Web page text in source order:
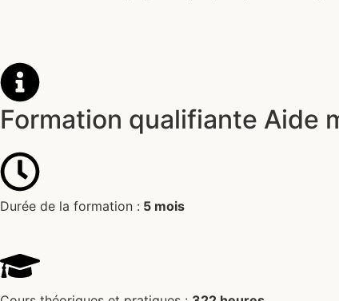
Formation qualifiante Aide
Durée de la formation : 5 mois